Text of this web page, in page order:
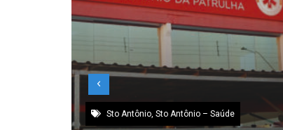
Sto Antônio, Sto Antônio – Saúde